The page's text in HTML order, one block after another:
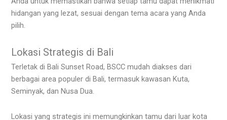
hidangan yang lezat, sesuai dengan tema acara yang Anda
pilih.
Lokasi Strategis di Bali
Terletak di Bali Sunset Road, BSCC mudah diakses dari
berbagai area populer di Bali, termasuk kawasan Kuta,
Seminyak, dan Nusa Dua.
Lokasi yang strategis ini memungkinkan tamu dari luar kota